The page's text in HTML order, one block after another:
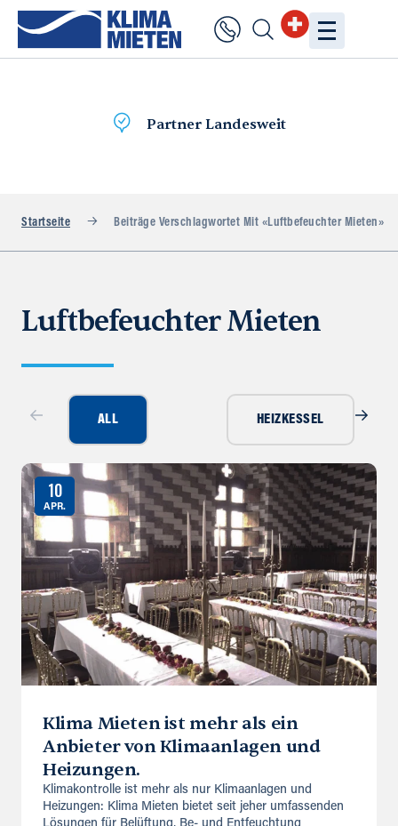
Lieferung am selben Tag
Startseite Beiträge Verschlagwortet Mit «Luftbefeuchter Mieten»
Luftbefeuchter Mieten
ALL HEIZKESSEL
10
APR.
Klima Mieten ist mehr als ein
Anbieter von Klimaanlagen und
Heizungen.
Klimakontrolle ist mehr als nur Klimaanlagen und
Heizungen: Klima Mieten bietet seit jeher umfassenden